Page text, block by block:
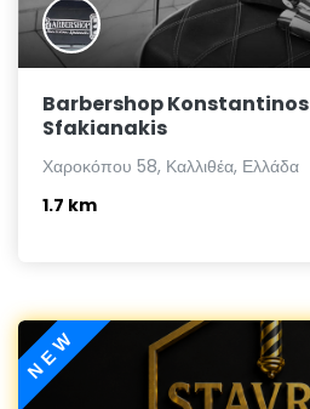
Barbershop Konstantinos
Sfakianakis
Χαροκόπου 58, Καλλιθέα, Ελλάδα
1.7 km
NEW